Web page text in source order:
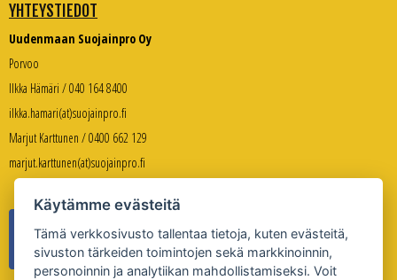
YHTEYSTIEDOT
Uudenmaan Suojainpro Oy
Porvoo
Ilkka Hämäri / 040 164 8400
ilkka.hamari(at)suojainpro.fi
Marjut Karttunen / 0400 662 129
marjut.karttunen(at)suojainpro.fi
Käytämme evästeitä
Tämä verkkosivusto tallentaa tietoja, kuten evästeitä,
sivuston tärkeiden toimintojen sekä markkinoinnin,
personoinnin ja analytiikan mahdollistamiseksi. Voit